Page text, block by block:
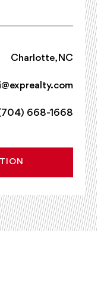
Charlotte, NC
668-1668